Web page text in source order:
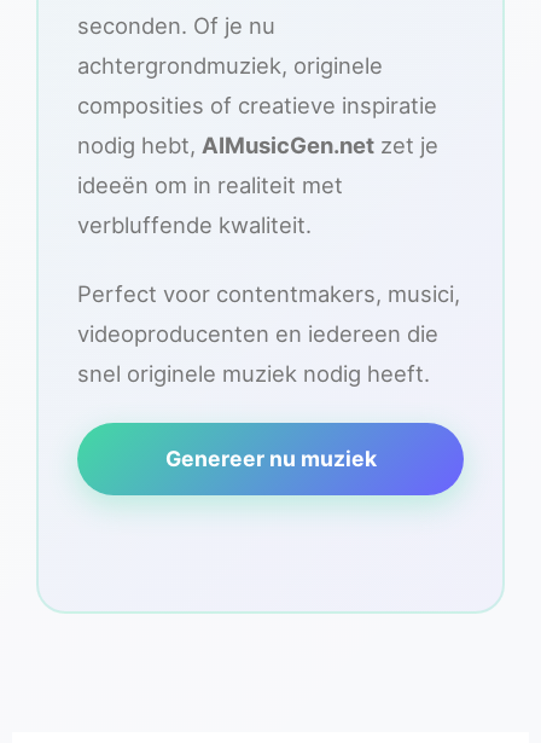
seconden. Of je nu
achtergrondmuziek, originele
composities of creatieve inspiratie
nodig hebt, AIMusicGen.net zet je
ideeën om in realiteit met
verbluffende kwaliteit.
Perfect voor contentmakers, musici,
videoproducenten en iedereen die
snel originele muziek nodig heeft.
Genereer nu muziek